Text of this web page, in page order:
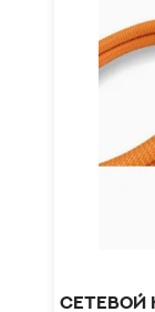
Сетевой